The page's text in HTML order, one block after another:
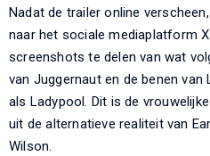
Nadat de trailer online
naar het sociale mediaplatform
screenshots te delen van wat
van Juggernaut en de benen van
als Ladypool. Dit is de
uit de alternatieve realiteit van
Wilson.